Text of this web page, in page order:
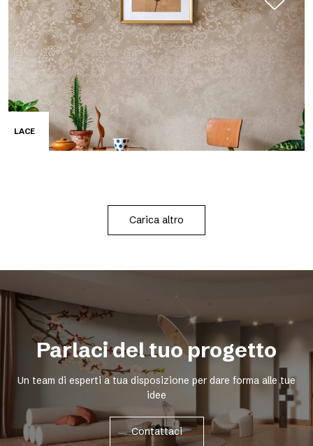
LACE
Carica altro
Parlaci del tuo progetto
Un team di esperti a tua disposizione per dare forma alle tue
idee
Contattaci